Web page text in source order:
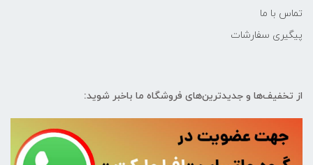
تماس با ما
پیگیری سفارشات
از تخفیف‌ها و جدیدترین‌های فروشگاه ما باخبر شوید: